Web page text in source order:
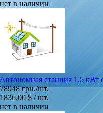
нет в наличии
Автономная станция 1,5 кВт
78948 грн./шт.
1836.00 $ / шт.
нет в наличии